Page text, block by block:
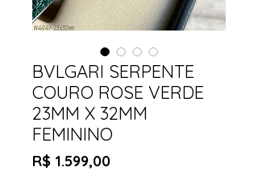
BVLGARI SERPENTE
COURO ROSE VERDE
23MM X 32MM
FEMININO
R$ 1.599,00Preço